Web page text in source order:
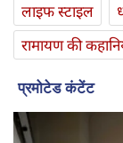
लाइफ स्‍टाइल
रामायण की